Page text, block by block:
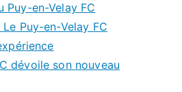
Puy-en-Velay FC
Puy-en-Velay FC
dévoile son nouveau